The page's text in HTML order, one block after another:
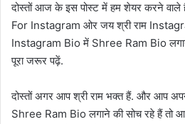
दोस्तों आज के इस पोस्ट में हम शेयर करने
For Instagram ओर जय श्री राम
Instagram Bio में Shree Ram Bio
पूरा जरूर पढ़ें.
दोस्तों अगर आप श्री राम भक्त हैं. और आप
Shree Ram Bio लगाने की सोच रहे हैं तो